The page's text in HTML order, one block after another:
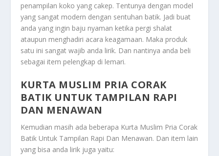
penampilan koko yang cakep. Tentunya dengan model
yang sangat modern dengan sentuhan batik. Jadi buat
anda yang ingin baju nyaman ketika pergi shalat
ataupun menghadiri acara keagamaan. Maka produk
satu ini sangat wajib anda lirik. Dan nantinya anda beli
sebagai item pelengkap di lemari.
KURTA MUSLIM PRIA CORAK
BATIK UNTUK TAMPILAN RAPI
DAN MENAWAN
Kemudian masih ada beberapa Kurta Muslim Pria Corak
Batik Untuk Tampilan Rapi Dan Menawan. Dan item lain
yang bisa anda lirik juga yaitu: